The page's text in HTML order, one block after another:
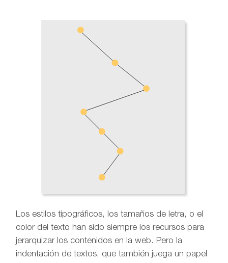
Los estilos tipográficos, los tamaños de letra, o el
color del texto han sido siempre los recursos para
jerarquizar los contenidos en la web. Pero la
indentación de textos, que también juega un papel